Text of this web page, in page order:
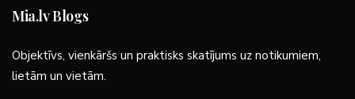
Mia.lv Blogs
Objektīvs, vienkāršs un praktisks skatījums uz notikumiem,
lietām un vietām.